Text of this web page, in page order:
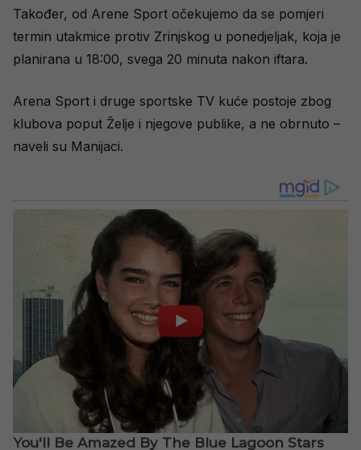
Također, od Arene Sport očekujemo da se pomjeri
termin utakmice protiv Zrinjskog u ponedjeljak, koja je
planirana u 18:00, svega 20 minuta nakon iftara.
Arena Sport i druge sportske TV kuće postoje zbog
klubova poput Želje i njegove publike, a ne obrnuto –
naveli su Manijaci.